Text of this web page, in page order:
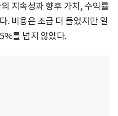
지속성과 향후 가치, 수익률
. 비용은 조금 더 들었지만 일
를 넘지 않았다.